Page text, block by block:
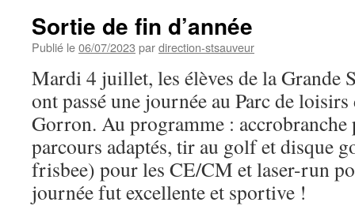
Sortie de fin d’année
Publié le06/07/2023 pardirection-stsauveur
Mardi 4 juillet, les élèves de la Grande
ont passé une journée au Parc de
Gorron. Au programme : accrobranche
parcours adaptés, tir au golf et disque
frisbee) pour les CE/CM et laser-run
journée fut excellente et sportive !